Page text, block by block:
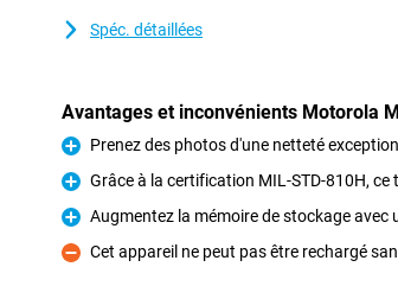
Spéc. détaillées
Avantages et inconvénients Motorola
Pour
Prenez des photos d'une netteté
Pour
Grâce à la certification MIL-STD-810H,
Pour
Augmentez la mémoire de stockage avec
Contre
Cet appareil ne peut pas être rechargé